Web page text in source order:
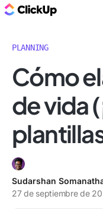
PLANNING
Cómo
de vida
Sudarshan
27 de septiembre de